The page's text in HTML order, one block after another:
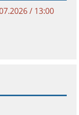
/ 13:00